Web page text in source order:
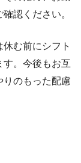
認ください。
む前にシフト
す。今後もお互
りのもった配慮